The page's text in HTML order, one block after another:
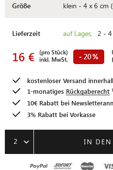
Größe klein - 4 x 6 cm
Lieferzeit auf Lager, 2 - 4
16 € inkl. MwSt.
(pro Stück)
- 20%
kostenloser Versand
1-monatiges Rückgaberecht
10€ Rabatt bei
3% Rabatt bei Vorkasse
2 IN DEN